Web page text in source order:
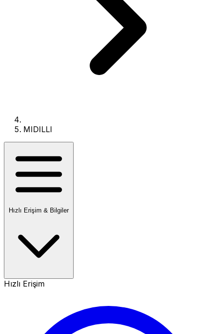
MIDILLI
Hızlı Erişim & Bilgiler
Hızlı Erişim